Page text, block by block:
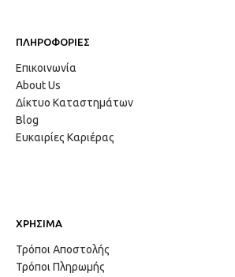
ΠΛΗΡΟΦΟΡΙΕΣ
Επικοινωνία
About Us
Δίκτυο Καταστημάτων
Blog
Ευκαιρίες Καριέρας
ΧΡΗΣΙΜΑ
Τρόποι Αποστολής
Τρόποι Πληρωμής